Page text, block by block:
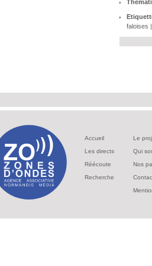
faloises |
Accueil
Les directs
Réécoute
Recherche
Le
Qui
Nos